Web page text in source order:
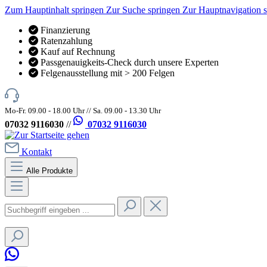
Zum Hauptinhalt springen Zur Suche springen Zur Hauptnavigation
Finanzierung
Ratenzahlung
Kauf auf Rechnung
Passgenauigkeits-Check durch unsere Experten
Felgenausstellung mit > 200 Felgen
Mo-Fr. 09.00 - 18.00 Uhr // Sa. 09.00 - 13.30 Uhr
07032 9116030 // 07032 9116030
Kontakt
Alle Produkte